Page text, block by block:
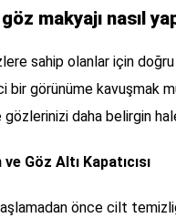
makyajı nasıl
sahip olanlar için
bir görünüme kavuşmak
gözlerinizi daha belirgin
Göz Altı Kapatıcısı
önce cilt